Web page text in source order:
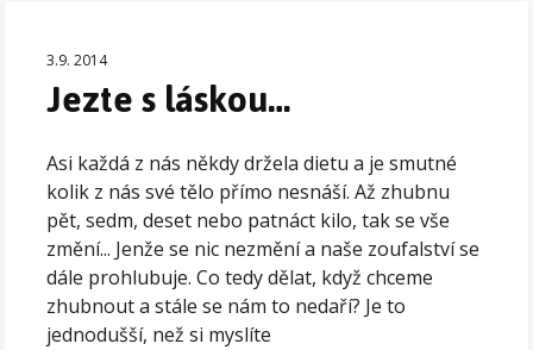
3.9. 2014
Jezte s láskou…
Asi každá z nás někdy držela dietu a je smutné
kolik z nás své tělo přímo nesnáší. Až zhubnu
pět, sedm, deset nebo patnáct kilo, tak se vše
změní... Jenže se nic nezmění a naše zoufalství se
dále prohlubuje. Co tedy dělat, když chceme
zhubnout a stále se nám to nedaří? Je to
jednodušší, než si myslíte